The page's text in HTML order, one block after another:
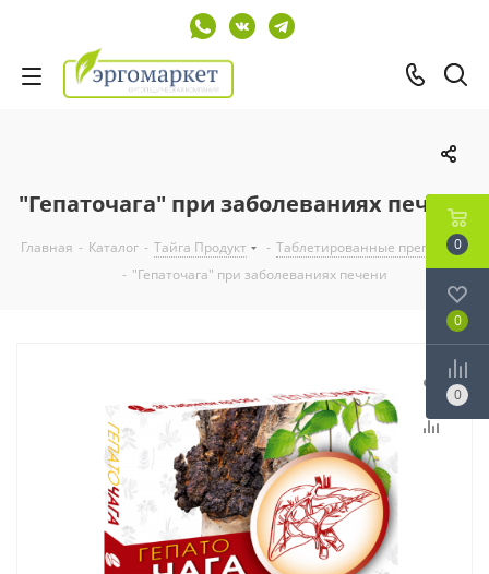
"Гепаточага" при заболеваниях печени
Главная - Каталог - Тайга Продукт - Таблетированные препараты
- "Гепаточага" при заболеваниях печени
0
0
0